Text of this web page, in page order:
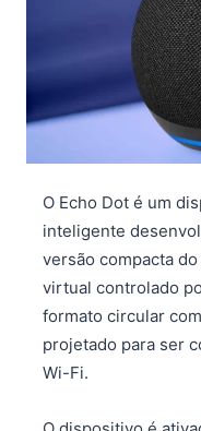
O Echo Dot é um
inteligente
versão compacta
virtual controlado
formato circular
projetado para ser
Wi-Fi.